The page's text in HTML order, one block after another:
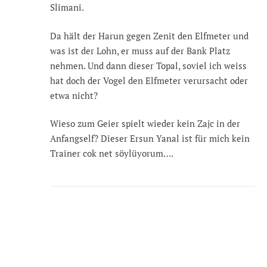
Slimani.
Da hält der Harun gegen Zenit den Elfmeter und
was ist der Lohn, er muss auf der Bank Platz
nehmen. Und dann dieser Topal, soviel ich weiss
hat doch der Vogel den Elfmeter verursacht oder
etwa nicht?
Wieso zum Geier spielt wieder kein Zajc in der
Anfangself? Dieser Ersun Yanal ist für mich kein
Trainer cok net söylüyorum….